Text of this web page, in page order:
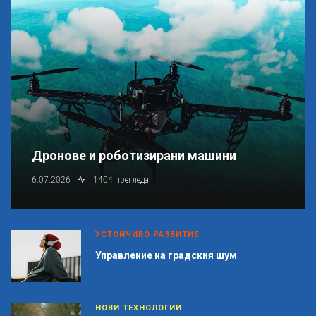
Дронове и роботизирани машини
6.07.2026 1404 прегледа
УСТОЙЧИВО РАЗВИТИЕ
Управление на градския шум
НОВИ ТЕХНОЛОГИИ